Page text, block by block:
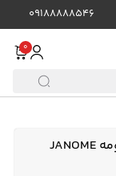
09188888546
0
چرخ خیاطی ژانومه JANOME